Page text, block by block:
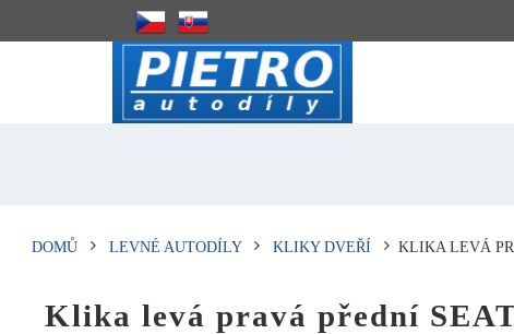
DOMŮ LEVNÉ AUTODÍLY KLIKY DVEŘÍ KLIKA LEVÁ
Klika levá pravá přední